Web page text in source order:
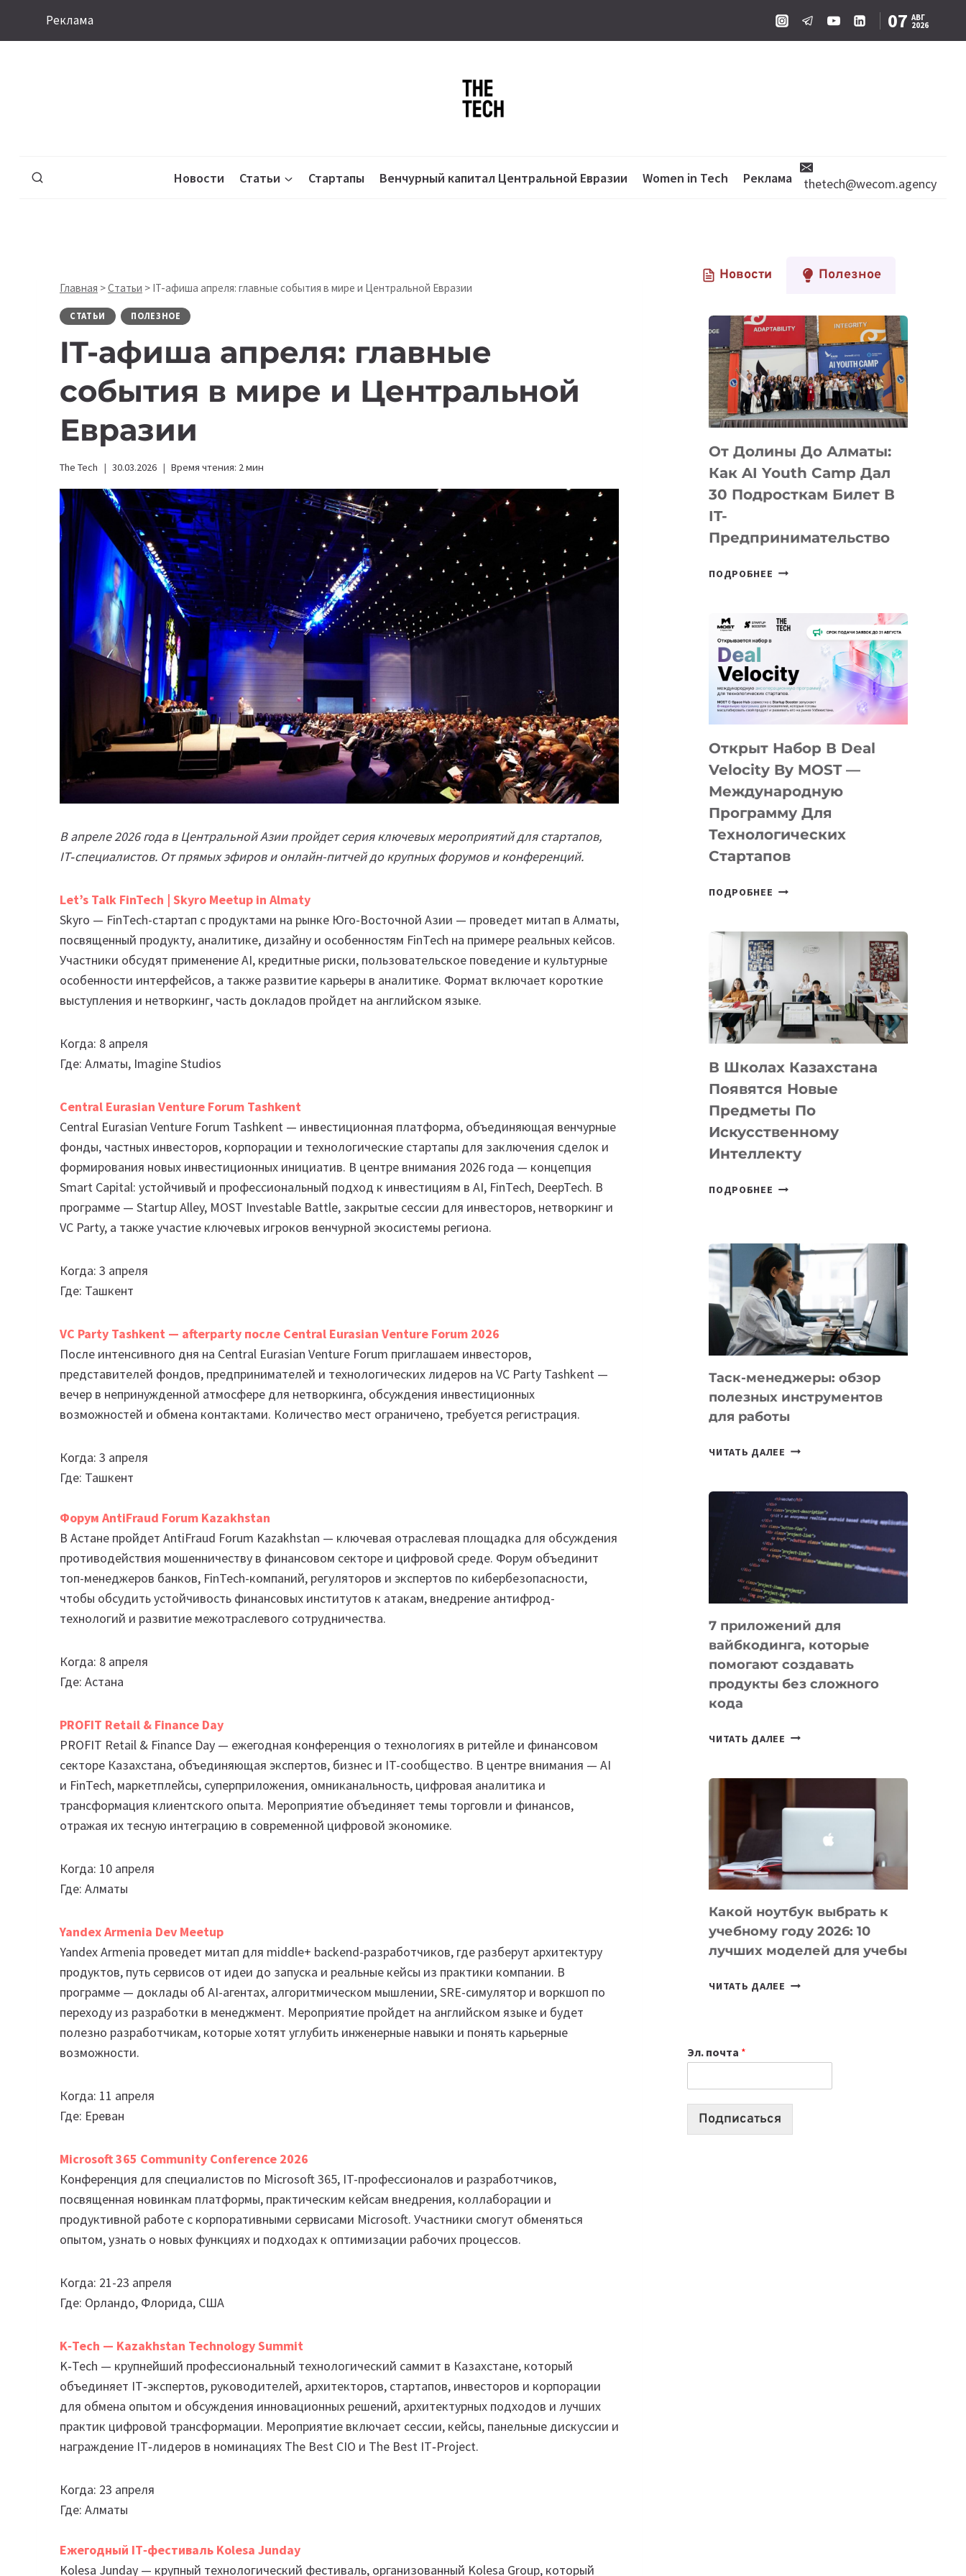
Реклама 07 АВГ
2026
Новости Статьи Стартапы Венчурный капитал Центральной Евразии Women in Tech Реклама thetech@wecom.agency
Главная >Статьи > IT-афиша апреля: главные события в мире и Центральной Евразии
СТАТЬИ ПОЛЕЗНОЕ
IT-афиша апреля: главные
события в мире и Центральной
Евразии
The Tech 30.03.2026 Время чтения: 2мин
В апреле 2026 года в Центральной Азии пройдет серия ключевых мероприятий для стартапов,
IT‑специалистов. От прямых эфиров и онлайн-питчей до крупных форумов и конференций.
Let’s Talk FinTech | Skyro Meetup in Almaty
Skyro — FinTech-стартап с продуктами на рынке Юго-Восточной Азии — проведет митап в Алматы,
посвященный продукту, аналитике, дизайну и особенностям FinTech на примере реальных кейсов.
Участники обсудят применение AI, кредитные риски, пользовательское поведение и культурные
особенности интерфейсов, а также развитие карьеры в аналитике. Формат включает короткие
выступления и нетворкинг, часть докладов пройдет на английском языке.
Когда: 8 апреля
Где: Алматы, Imagine Studios
Central Eurasian Venture Forum Tashkent
Central Eurasian Venture Forum Tashkent — инвестиционная платформа, объединяющая венчурные
фонды, частных инвесторов, корпорации и технологические стартапы для заключения сделок и
формирования новых инвестиционных инициатив. В центре внимания 2026 года — концепция
Smart Capital: устойчивый и профессиональный подход к инвестициям в AI, FinTech, DeepTech. В
программе — Startup Alley, MOST Investable Battle, закрытые сессии для инвесторов, нетворкинг и
VC Party, а также участие ключевых игроков венчурной экосистемы региона.
Когда: 3 апреля
Где: Ташкент
VC Party Tashkent — afterparty после Central Eurasian Venture Forum 2026
После интенсивного дня на Central Eurasian Venture Forum приглашаем инвесторов,
представителей фондов, предпринимателей и технологических лидеров на VC Party Tashkent —
вечер в непринужденной атмосфере для нетворкинга, обсуждения инвестиционных
возможностей и обмена контактами. Количество мест ограничено, требуется регистрация.
Когда: 3 апреля
Где: Ташкент
Форум AntiFraud Forum Kazakhstan
В Астане пройдет AntiFraud Forum Kazakhstan — ключевая отраслeвая площадка для обсуждения
противодействия мошенничеству в финансовом секторе и цифровой среде. Форум объединит
топ-менеджеров банков, FinTech-компаний, регуляторов и экспертов по кибербезопасности,
чтобы обсудить устойчивость финансовых институтов к атакам, внедрение антифрод-
технологий и развитие межотраслевого сотрудничества.
Когда: 8 апреля
Где: Астана
PROFIT Retail & Finance Day
PROFIT Retail & Finance Day — ежегодная конференция о технологиях в ритейле и финансовом
секторе Казахстана, объединяющая экспертов, бизнес и IT-сообщество. В центре внимания — AI
и FinTech, маркетплейсы, суперприложения, омниканальность, цифровая аналитика и
трансформация клиентского опыта. Мероприятие объединяет темы торговли и финансов,
отражая их тесную интеграцию в современной цифровой экономике.
Когда: 10 апреля
Где: Алматы
Yandex Armenia Dev Meetup
Yandex Armenia проведет митап для middle+ backend-разработчиков, где разберут архитектуру
продуктов, путь сервисов от идеи до запуска и реальные кейсы из практики компании. В
программе — доклады об AI-агентах, алгоритмическом мышлении, SRE-симулятор и воркшоп по
переходу из разработки в менеджмент. Мероприятие пройдет на английском языке и будет
полезно разработчикам, которые хотят углубить инженерные навыки и понять карьерные
возможности.
Когда: 11 апреля
Где: Ереван
Microsoft 365 Community Conference 2026
Конференция для специалистов по Microsoft 365, IT-профессионалов и разработчиков,
посвященная новинкам платформы, практическим кейсам внедрения, коллаборации и
продуктивной работе с корпоративными сервисами Microsoft. Участники смогут обменяться
опытом, узнать о новых функциях и подходах к оптимизации рабочих процессов.
Когда: 21-23 апреля
Где: Орландо, Флорида, США
K‑Tech — Kazakhstan Technology Summit
K‑Tech — крупнейший профессиональный технологический саммит в Казахстане, который
объединяет IT‑экспертов, руководителей, архитекторов, стартапов, инвесторов и корпорации
для обмена опытом и обсуждения инновационных решений, архитектурных подходов и лучших
практик цифровой трансформации. Мероприятие включает сессии, кейсы, панельные дискуссии и
награждение IT‑лидеров в номинациях The Best CIO и The Best IT‑Project.
Когда: 23 апреля
Где: Алматы
Ежегодный IT‑фестиваль Kolesa Junday
Kolesa Junday — крупный технологический фестиваль, организованный Kolesa Group, который
Новости Полезное
От Долины До Алматы:
Как AI Youth Camp Дал
30 Подросткам Билет В
IT-
Предпринимательство
ПОДРОБНЕЕ ОТ
АЛМАТЫ:
YOUTH
CAMP
ДАЛ
ПОДРОСТКАМ
БИЛЕТ
IT-
ПРЕДПРИНИМАТЕЛЬСТВО
Открыт Набор В Deal
Velocity By MOST —
Международную
Программу Для
Технологических
Стартапов
ПОДРОБНЕЕ ОТКРЫТ
DEAL
VELOCITY
MOST
—
МЕЖДУНАРОДНУЮ
ДЛЯ
ТЕХНОЛОГИЧЕСКИХ
СТАРТАПОВ
В Школах Казахстана
Появятся Новые
Предметы По
Искусственному
Интеллекту
ПОДРОБНЕЕ
НОВЫЕ
ПРЕДМЕТЫ
ПО
ИСКУССТВЕННОМУ
ИНТЕЛЛЕКТУ
Таск-менеджеры: обзор
полезных инструментов
для работы
ЧИТАТЬ ДАЛЕЕ ТАСК-
ПОЛЕЗНЫХ
ИНСТРУМЕНТОВ
ДЛЯ
РАБОТЫ
7 приложений для
вайбкодинга, которые
помогают создавать
продукты без сложного
кода
ЧИТАТЬ ДАЛЕЕ
КОТОРЫЕ
СОЗДАВАТЬ
БЕЗ
КОДА
Какой ноутбук выбрать к
учебному году 2026: 10
лучших моделей для учебы
ЧИТАТЬ ДАЛЕЕ КАКОЙ
2026:
10
Эл. почта *
Подписаться